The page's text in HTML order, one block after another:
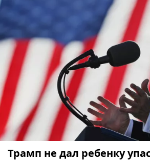
Трамп не дал ребенку